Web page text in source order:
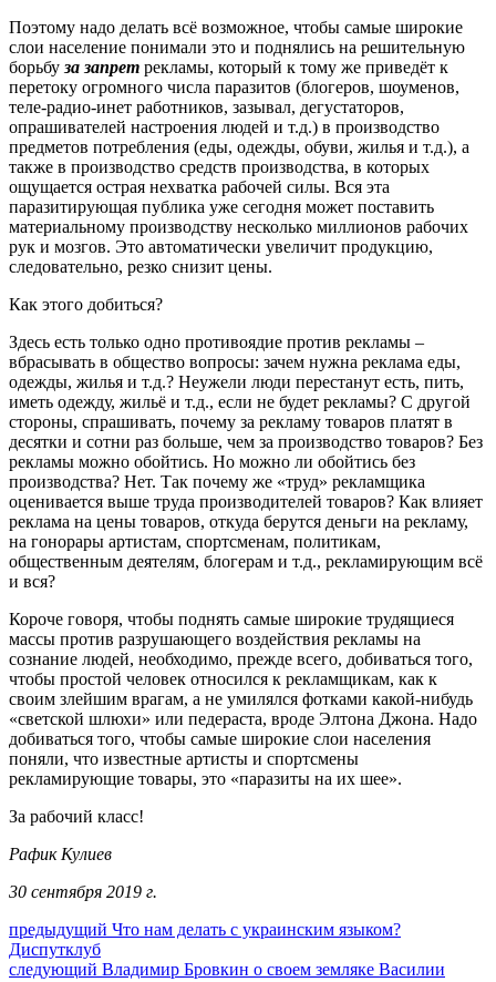
Поэтому надо делать всё возможное, чтобы самые широкие
слои население понимали это и поднялись на решительную
борьбу за запрет рекламы, который к тому же приведёт к
перетоку огромного числа паразитов (блогеров, шоуменов,
теле-радио-инет работников, зазывал, дегустаторов,
опрашивателей настроения людей и т.д.) в производство
предметов потребления (еды, одежды, обуви, жилья и т.д.), а
также в производство средств производства, в которых
ощущается острая нехватка рабочей силы. Вся эта
паразитирующая публика уже сегодня может поставить
материальному производству несколько миллионов рабочих
рук и мозгов. Это автоматически увеличит продукцию,
следовательно, резко снизит цены.
Как этого добиться?
Здесь есть только одно противоядие против рекламы –
вбрасывать в общество вопросы: зачем нужна реклама еды,
одежды, жилья и т.д.? Неужели люди перестанут есть, пить,
иметь одежду, жильё и т.д., если не будет рекламы? С другой
стороны, спрашивать, почему за рекламу товаров платят в
десятки и сотни раз больше, чем за производство товаров? Без
рекламы можно обойтись. Но можно ли обойтись без
производства? Нет. Так почему же «труд» рекламщика
оценивается выше труда производителей товаров? Как влияет
реклама на цены товаров, откуда берутся деньги на рекламу,
на гонорары артистам, спортсменам, политикам,
общественным деятелям, блогерам и т.д., рекламирующим всё
и вся?
Короче говоря, чтобы поднять самые широкие трудящиеся
массы против разрушающего воздействия рекламы на
сознание людей, необходимо, прежде всего, добиваться того,
чтобы простой человек относился к рекламщикам, как к
своим злейшим врагам, а не умилялся фотками какой-нибудь
«светской шлюхи» или педераста, вроде Элтона Джона. Надо
добиваться того, чтобы самые широкие слои населения
поняли, что известные артисты и спортсмены
рекламирующие товары, это «паразиты на их шее».
За рабочий класс!
Рафик Кулиев
30 сентября 2019 г.
Навигация
по
предыдущий Предыдущий
Что нам делать с украинским языком?
Диспутклуб
следующий Следующее
Владимир Бровкин о своем земляке Василии